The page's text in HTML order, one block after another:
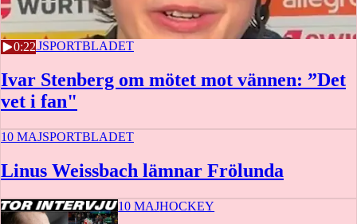
0:22
22 MAJSPORTBLADET
Ivar Stenberg om mötet mot vännen: ”Det
vet i fan"
10 MAJSPORTBLADET
Linus Weissbach lämnar Frölunda
10 MAJHOCKEY